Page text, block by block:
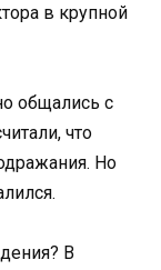
в крупной
общались с
что
Но
В